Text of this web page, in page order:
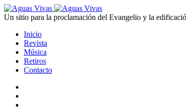
Un sitio para la proclamación del Evangelio y la
Inicio
Revista
Música
Retiros
Contacto